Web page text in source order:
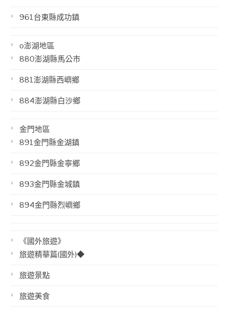
961台東縣成功鎮
o澎湖地區
880澎湖縣馬公市
881澎湖縣西嶼鄉
884澎湖縣白沙鄉
金門地區
891金門縣金湖鎮
892金門縣金寧鄉
893金門縣金城鎮
894金門縣烈嶼鄉
《國外旅遊》
旅遊精華篇(國外)◆
旅遊景點
旅遊美食